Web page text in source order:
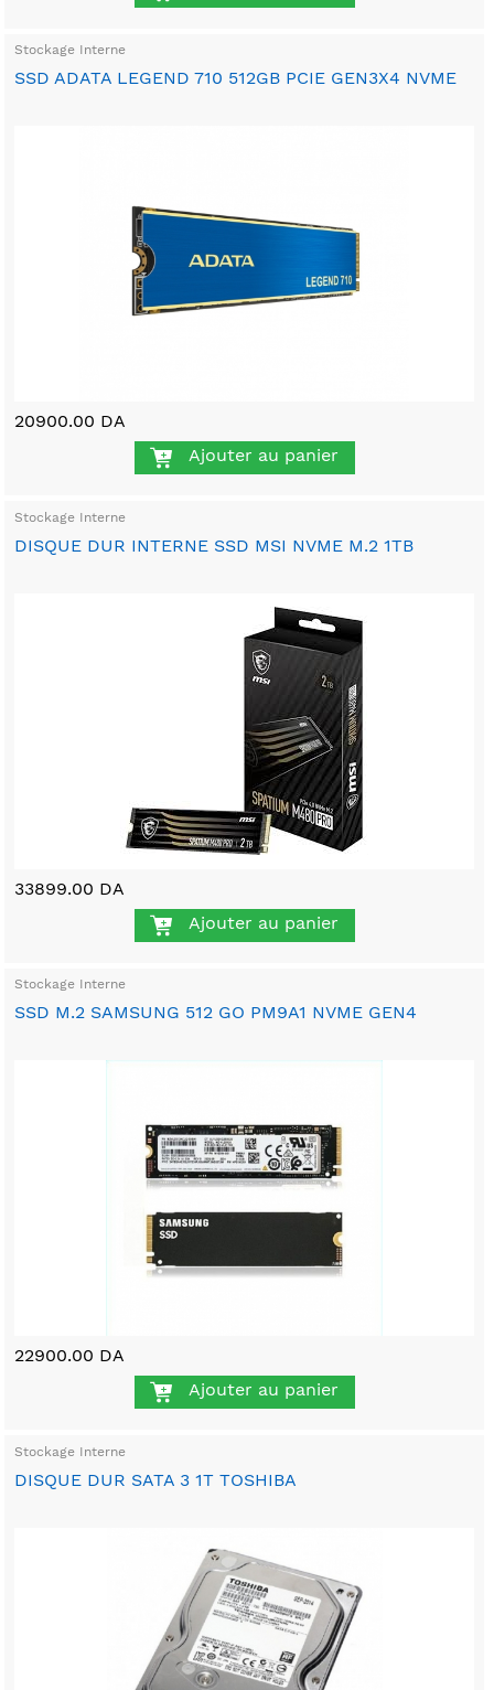
Stockage Interne
SSD ADATA LEGEND 710 512GB PCIE GEN3X4 NVME
20900.00 DA
Ajouter au panier
Stockage Interne
DISQUE DUR INTERNE SSD MSI NVME M.2 1TB
33899.00 DA
Ajouter au panier
Stockage Interne
SSD M.2 SAMSUNG 512 GO PM9A1 NVME GEN4
22900.00 DA
Ajouter au panier
Stockage Interne
DISQUE DUR SATA 3 1T TOSHIBA